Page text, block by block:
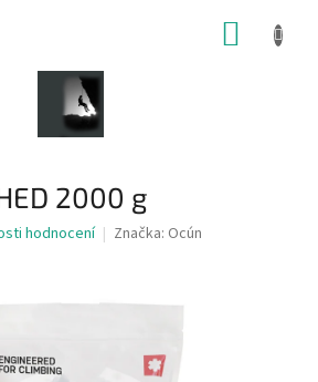
2000 g
hodnocení Značka: Ocún